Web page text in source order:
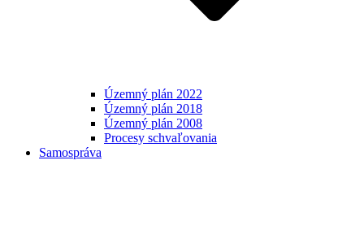
Územný plán 2022
Územný plán 2018
Územný plán 2008
Procesy schvaľovania
Samospráva